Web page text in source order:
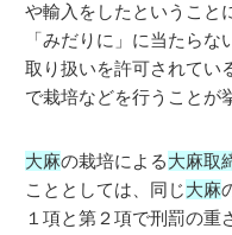
や輸入をしたということ
「みだりに」に当たらな
取り扱いを許可されてい
で栽培などを行うことが
大麻の栽培による大麻取
こととしては、同じ大麻
１項と第２項で刑罰の重